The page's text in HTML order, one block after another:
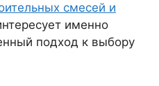
смесей и
именно
подход к выбору